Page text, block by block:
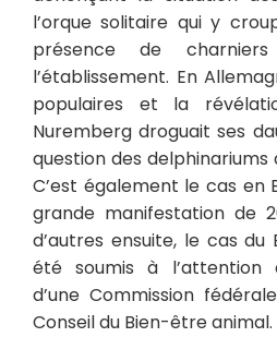
l’orque solitaire qui y
présence de
l’établissement. En
populaires et la
Nuremberg droguait ses
question des delphinariums
C’est également le cas en
grande manifestation de
d’autres ensuite, le cas du
été soumis à l’attention
d’une Commission
Conseil du Bien-être animal.